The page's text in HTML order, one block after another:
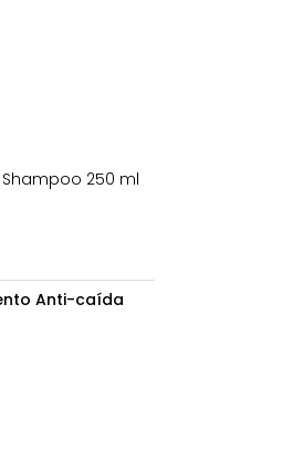
250 ml
Anti-caída